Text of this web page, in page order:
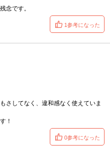
念です。
1参考になった
さしてなく、違和感なく使えていま
！
0参考になった